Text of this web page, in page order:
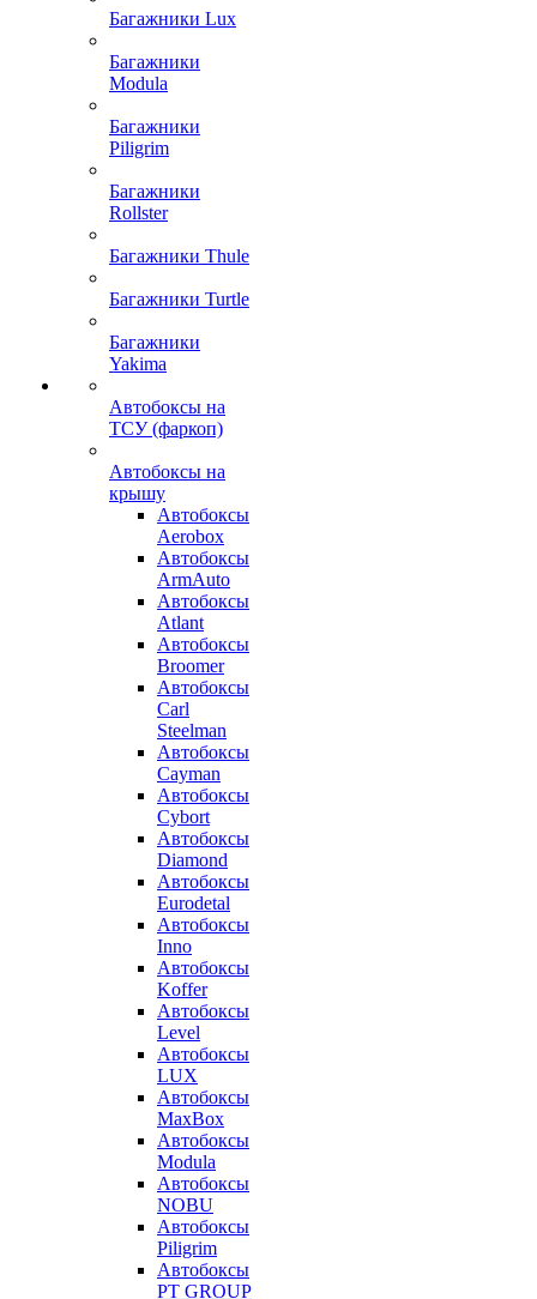
Багажники Lux
Багажники
Modula
Багажники
Piligrim
Багажники
Rollster
Багажники Thule
Багажники Turtle
Багажники
Yakima
Автобоксы на
ТСУ (фаркоп)
Автобоксы на
крышу
Автобоксы
Aerobox
Автобоксы
ArmAuto
Автобоксы
Atlant
Автобоксы
Broomer
Автобоксы
Carl
Steelman
Автобоксы
Cayman
Автобоксы
Cybort
Автобоксы
Diamond
Автобоксы
Eurodetal
Автобоксы
Inno
Автобоксы
Koffer
Автобоксы
Level
Автобоксы
LUX
Автобоксы
MaxBox
Автобоксы
Modula
Автобоксы
NOBU
Автобоксы
Piligrim
Автобоксы
PT GROUP